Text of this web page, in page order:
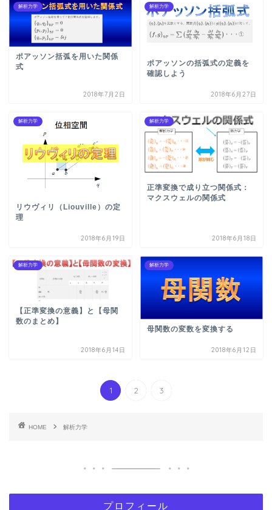
解析力学
ポアッソン括弧を用いた関係
式
2018年7月2日
解析力学
ポアッソンの括弧式の定義を
確認しよう
2018年6月27日
解析力学
リウヴィリ（Liouville）の定
理
2018年6月19日
解析力学
正準変換で成り立つ関係式：
マクスウェルの関係式
2018年6月18日
解析力学
【正準変換の意義】と【母関
数のまとめ】
2018年6月14日
解析力学
母関数の変数を変換する
2018年6月12日
1 2 3
HOME 解析力学
プロフィール